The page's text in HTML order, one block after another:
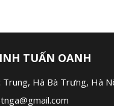
TUẤN OANH
Trung, Hà Bà Trưng, Hà